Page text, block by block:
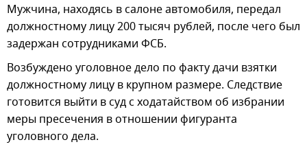
Мужчина, находясь в салоне автомобиля, передал
должностному лицу 200 тысяч рублей, после чего был
задержан сотрудниками ФСБ.
Возбуждено уголовное дело по факту дачи взятки
должностному лицу в крупном размере. Следствие
готовится выйти в суд с ходатайством об избрании
меры пресечения в отношении фигуранта
уголовного дела.